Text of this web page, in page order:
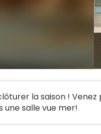
la saison !
salle vue mer!